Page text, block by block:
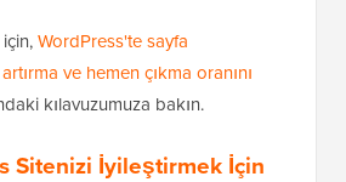
WordPress'te sayfa
ve hemen çıkma oranını
kılavuzumuza bakın.
Sitenizi İyileştirmek İçin